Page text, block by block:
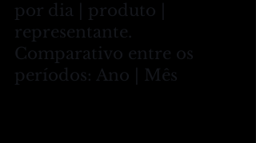
por dia | produto |
representante.
Comparativo entre os
períodos: Ano | Mês